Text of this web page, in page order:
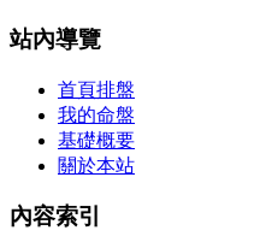
站內導覽
首頁排盤
我的命盤
基礎概要
關於本站
內容索引